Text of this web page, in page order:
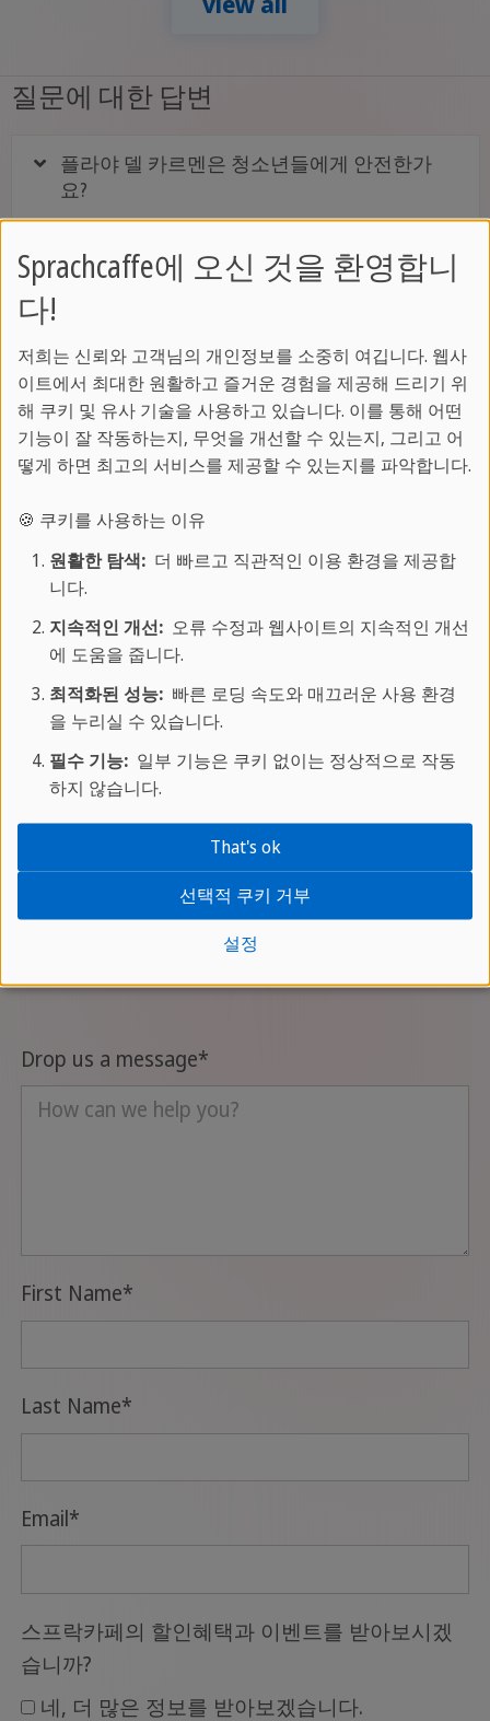
질문에 대한 답변
플라야 델 카르멘은 청소년들에게 안전한가
요?
플라야 델 카르멘에서 할 수 있는 것이 무엇이
단체 또는 학교 여행은 누가 신청할 수 있나요?
선생님은 누구인가요?
직원들은 어떤 언어를 사용하나요?
플라야 델 카르멘에 가는 방법과 주변 여행 방
법은 어떻게 되나요?
청소년 그룹에 대한 인솔 서비스도 제공되나
요?
Drop us a message*
First Name*
Last Name*
Email*
스프락카페의 할인혜택과 이벤트를 받아보시겠
습니까?
네, 더 많은 정보를 받아보겠습니다.
Sprachcaffe에 오신 것을 환영합니
다!
저희는 신뢰와 고객님의 개인정보를 소중히 여깁니다. 웹사
이트에서 최대한 원활하고 즐거운 경험을 제공해 드리기 위
해 쿠키 및 유사 기술을 사용하고 있습니다. 이를 통해 어떤
기능이 잘 작동하는지, 무엇을 개선할 수 있는지, 그리고 어
떻게 하면 최고의 서비스를 제공할 수 있는지를 파악합니다.
🍪 쿠키를 사용하는 이유
원활한 탐색:더 빠르고 직관적인 이용 환경을 제공합
니다.
지속적인 개선:오류 수정과 웹사이트의 지속적인 개선
에 도움을 줍니다.
최적화된 성능:빠른 로딩 속도와 매끄러운 사용 환경
을 누리실 수 있습니다.
필수 기능:일부 기능은 쿠키 없이는 정상적으로 작동
하지 않습니다.
설정
선택적 쿠키 거부
That's ok